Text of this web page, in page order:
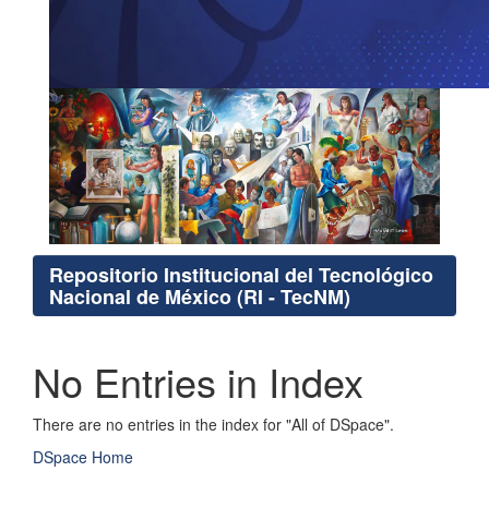
Repositorio Institucional del Tecnológico
Nacional de México (RI - TecNM)
No Entries in Index
There are no entries in the index for "All of DSpace".
DSpace Home